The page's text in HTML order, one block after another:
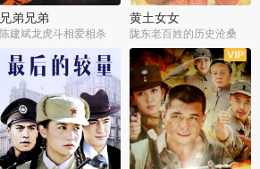
兄弟兄弟
陈建斌龙虎斗相爱相杀
黄土女女
陇东老百姓的历史沧桑
全28集 全44集